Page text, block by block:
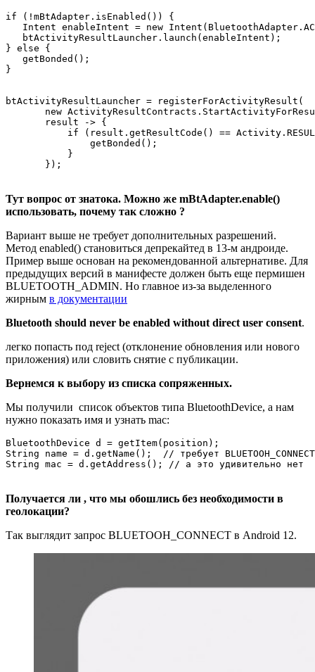
if (!mBtAdapter.isEnabled()) {
Intent enableIntent = new
   btActivityResultLauncher.launch(enableIntent);
} else {
   getBonded();
btActivityResultLauncher = registerForActivityResult(
new
       result -> {
if (result.getResultCode() ==
               getBonded();
           }
Тут вопрос от знатока. Можно же mBtAdapter.enable()
использовать, почему так сложно ?
Вариант выше не требует дополнительных разрешений.
Метод enabled() становиться депрекайтед в 13-м андроиде.
Пример выше основан на рекомендованной альтернативе. Для
предыдущих версий в манифесте должен быть еще пермишен
BLUETOOTH_ADMIN. Но главное из-за выделенного
жирным в документации
Bluetooth should never be enabled without direct user consent.
легко попасть под reject (отклонение обновления или нового
приложения) или словить снятие с публикации.
Вернемся к выбору из списка сопряженных.
Мы получили список объектов типа BluetoothDevice, а нам
нужно показать имя и узнать mac:
BluetoothDevice d = getItem(position);
String name = d.getName();  // требует BLUETOOH_CONNECT
String mac = d.getAddress(); // а это удивительно нет
Получается ли , что мы обошлись без необходимости в
геолокации?
Так выглядит запрос BLUETOOH_CONNECT в Android 12.